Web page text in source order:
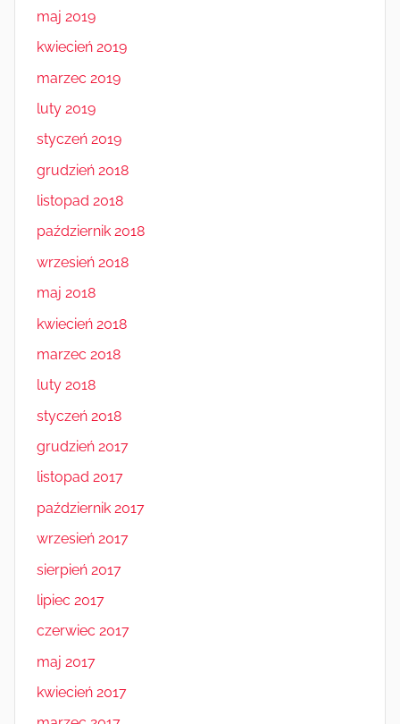
maj 2019
kwiecień 2019
marzec 2019
luty 2019
styczeń 2019
grudzień 2018
listopad 2018
październik 2018
wrzesień 2018
maj 2018
kwiecień 2018
marzec 2018
luty 2018
styczeń 2018
grudzień 2017
listopad 2017
październik 2017
wrzesień 2017
sierpień 2017
lipiec 2017
czerwiec 2017
maj 2017
kwiecień 2017